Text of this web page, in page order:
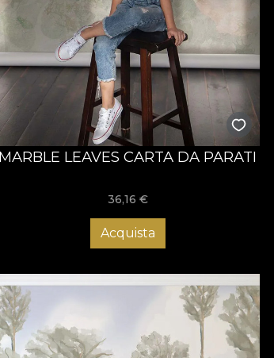
MARBLE LEAVES CARTA DA PARATI
36,16 €
Acquista